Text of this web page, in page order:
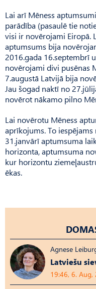
Lai arī Mēness
parādība (pasaulē tie
visi ir novērojami Eiropā.
aptumsums bija
2016.gada 16.septembrī
novērojami divi pusēnas
7.augustā Latvijā bija
Jau šogad naktī no
novērot nākamo pilno
Lai novērotu Mēness
aprīkojums. To
31.janvārī aptumsuma
horizonta, aptumsuma
kur horizontu
ēkas.
Agnese
Latviešu
19:46, 6. Aug,